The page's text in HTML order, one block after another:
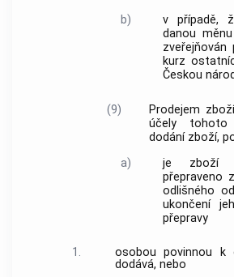
b)
v případě,
danou
zveřejňován
kurz
Českou
(9) Prodejem
účely tohoto
dodání zboží,
a)
je zboží
přepraveno
odlišného od
ukončení
přepravy
1.
osobou povinnou k
dodává, nebo